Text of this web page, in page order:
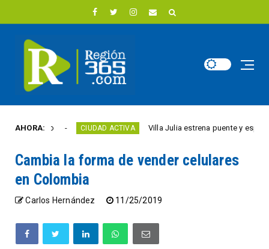
AHORA:
este año CIUDAD ACTIVA Villa Julia estrena puente y espacios
Cambia la forma de vender celulares
en Colombia
Carlos Hernández 11/25/2019